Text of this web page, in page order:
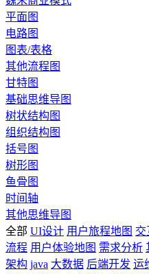
平面图
电路图
图表/表格
其他流程图
甘特图
基础思维导图
树状结构图
组织结构图
括号图
树形图
鱼骨图
时间轴
其他思维导图
全部 UI设计 用户旅程地图 交
流程 用户体验地图 需求分析
架构 java 大数据 后端开发 运